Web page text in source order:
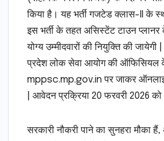
किया है। यह भर्ती गजटेड क्लास-II के
इस भर्ती के तहत असिस्टेंट टाउन प्लानर
योग्य उम्मीदवारों की नियुक्ति की जायेगी
प्रदेश लोक सेवा आयोग की ऑफिसियल
mppsc.mp.gov.in पर जाकर
| आवेदन प्रक्रिया 20 फरवरी 2026 को
सरकारी नौकरी पाने का सुनहरा मौका